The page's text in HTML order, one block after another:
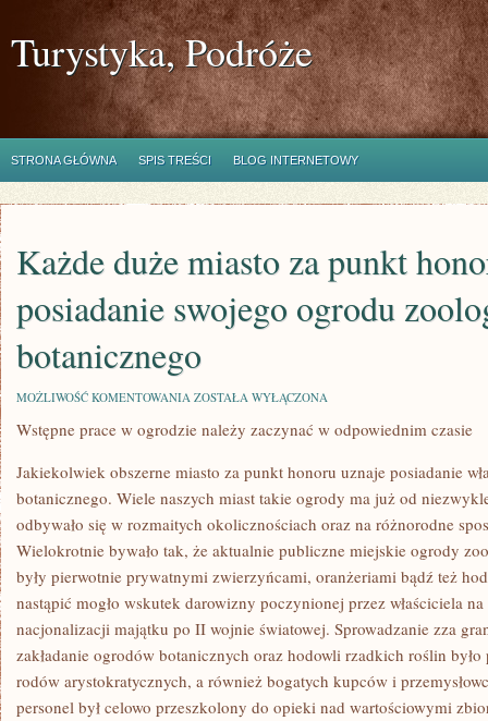
Turystyka, Podróże
STRONA GŁÓWNA SPIS TREŚCI BLOG INTERNETOWY
Każde duże miasto za punkt
posiadanie swojego ogrodu
botanicznego
MOŻLIWOŚĆ KOMENTOWANIA KAŻDE
MIASTO
HONORU
UZNAJE
POSIADANIE
SWOJEGO
OGRODU
ZOOLOGICZNEGO
ORAZ
BOTANICZNEGO
ZOSTAŁA WYŁĄCZONA
Wstępne prace w ogrodzie należy zaczynać w odpowiednim czasie
Jakiekolwiek obszerne miasto za punkt honoru uznaje posiadanie
botanicznego. Wiele naszych miast takie ogrody ma już od
odbywało się w rozmaitych okolicznościach oraz na różnorodne
Wielokrotnie bywało tak, że aktualnie publiczne miejskie ogrody
były pierwotnie prywatnymi zwierzyńcami, oranżeriami bądź też
nastąpić mogło wskutek darowizny poczynionej przez właściciela
nacjonalizacji majątku po II wojnie światowej. Sprowadzanie zza
zakładanie ogrodów botanicznych oraz hodowli rzadkich roślin
rodów arystokratycznych, a również bogatych kupców i
personel był celowo przeszkolony do opieki nad wartościowymi